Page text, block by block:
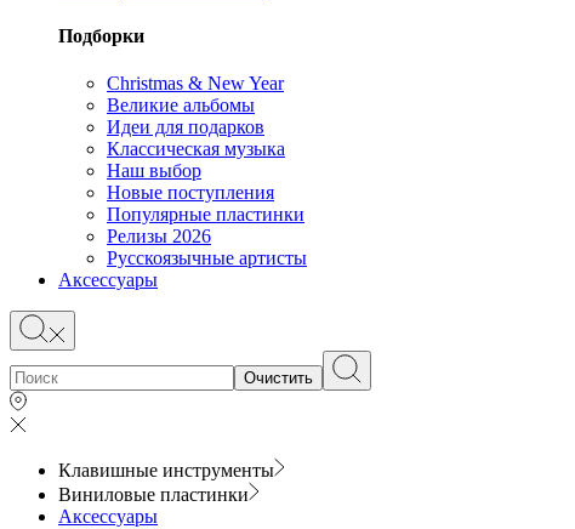
Подборки
Christmas & New Year
Великие альбомы
Идеи для подарков
Классическая музыка
Наш выбор
Новые поступления
Популярные пластинки
Релизы 2026
Русскоязычные артисты
Аксессуары
Очистить
Клавишные инструменты
Виниловые пластинки
Аксессуары